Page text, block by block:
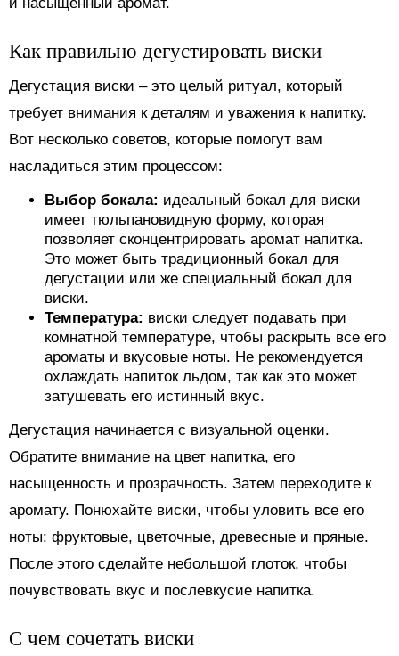
Как правильно дегустировать виски
Дегустация виски – это целый ритуал, который
требует внимания к деталям и уважения к напитку.
Вот несколько советов, которые помогут вам
насладиться этим процессом:
Выбор бокала: идеальный бокал для виски
имеет тюльпановидную форму, которая
позволяет сконцентрировать аромат напитка.
Это может быть традиционный бокал для
дегустации или же специальный бокал для
виски.
Температура: виски следует подавать при
комнатной температуре, чтобы раскрыть все его
ароматы и вкусовые ноты. Не рекомендуется
охлаждать напиток льдом, так как это может
затушевать его истинный вкус.
Дегустация начинается с визуальной оценки.
Обратите внимание на цвет напитка, его
насыщенность и прозрачность. Затем переходите к
аромату. Понюхайте виски, чтобы уловить все его
ноты: фруктовые, цветочные, древесные и пряные.
После этого сделайте небольшой глоток, чтобы
почувствовать вкус и послевкусие напитка.
С чем сочетать виски